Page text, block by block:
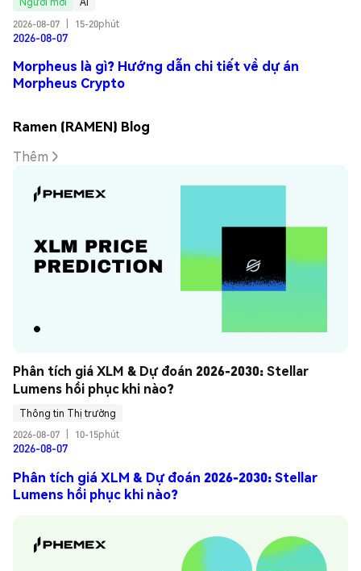
2026-08-07
15-20phút
2026-08-07
Morpheus là gì? Hướng dẫn chi tiết về dự án
Morpheus Crypto
Ramen (RAMEN) Blog
Thêm
Phân tích giá XLM & Dự đoán 2026-2030: Stellar
Lumens hồi phục khi nào?
Thông tin Thị trường
2026-08-07
10-15phút
2026-08-07
Phân tích giá XLM & Dự đoán 2026-2030: Stellar
Lumens hồi phục khi nào?